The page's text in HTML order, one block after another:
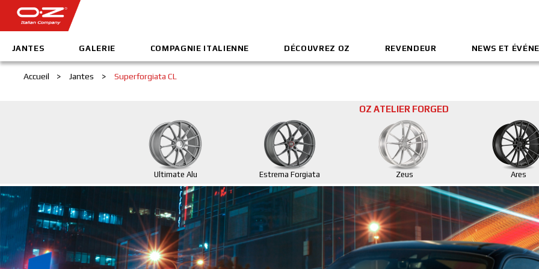
JANTES GALERIE COMPAGNIE ITALIENNE DÉCOUVREZ OZ REVENDEUR NEWS ET
Accueil > Jantes > Superforgiata CL
OZ ATELIER FORGED
Ultimate Alu Estrema Forgiata Zeus Ares